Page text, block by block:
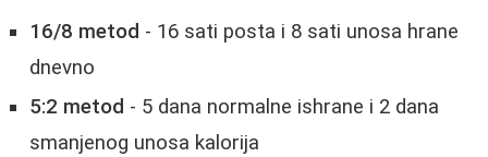
16/8 metod - 16 sati posta i 8 sati unosa hrane
dnevno
5:2 metod - 5 dana normalne ishrane i 2 dana
smanjenog unosa kalorija